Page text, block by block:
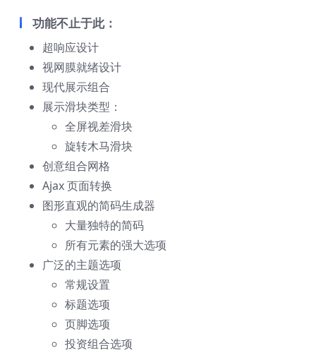
功能不止于此：
超响应设计
视网膜就绪设计
现代展示组合
展示滑块类型：
全屏视差滑块
旋转木马滑块
创意组合网格
Ajax 页面转换
图形直观的简码生成器
大量独特的简码
所有元素的强大选项
广泛的主题选项
常规设置
标题选项
页脚选项
投资组合选项